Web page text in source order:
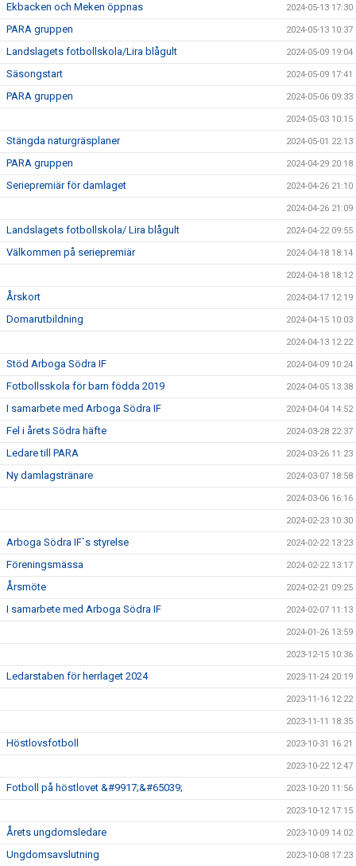
Ekbacken och Meken öppnas 2024-05-13 17:30
PARA gruppen 2024-05-13 10:37
Landslagets fotbollskola/Lira blågult 2024-05-09 19:04
Säsongstart 2024-05-09 17:41
PARA gruppen 2024-05-06 09:33
2024-05-03 10:15
Stängda naturgräsplaner 2024-05-01 22:13
PARA gruppen 2024-04-29 20:18
Seriepremiär för damlaget 2024-04-26 21:10
2024-04-26 21:09
Landslagets fotbollskola/ Lira blågult 2024-04-22 09:55
Välkommen på seriepremiär 2024-04-18 18:14
2024-04-18 18:12
Årskort 2024-04-17 12:19
Domarutbildning 2024-04-15 10:03
2024-04-13 12:22
Stöd Arboga Södra IF 2024-04-09 10:24
Fotbollsskola för barn födda 2019 2024-04-05 13:38
I samarbete med Arboga Södra IF 2024-04-04 14:52
Fel i årets Södra häfte 2024-03-28 22:37
Ledare till PARA 2024-03-26 11:23
Ny damlagstränare 2024-03-07 18:58
2024-03-06 16:16
2024-02-23 10:30
Arboga Södra IF`s styrelse 2024-02-22 13:23
Föreningsmässa 2024-02-22 13:17
Årsmöte 2024-02-21 09:25
I samarbete med Arboga Södra IF 2024-02-07 11:13
2024-01-26 13:59
2023-12-15 10:36
Ledarstaben för herrlaget 2024 2023-11-24 20:19
2023-11-16 12:22
2023-11-11 18:35
Höstlovsfotboll 2023-10-31 16:21
2023-10-22 12:47
Fotboll på höstlovet &#9917;&#65039; 2023-10-20 11:56
2023-10-12 17:15
Årets ungdomsledare 2023-10-09 14:02
Ungdomsavslutning 2023-10-08 17:23